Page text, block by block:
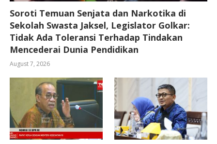
Soroti Temuan Senjata dan Narkotika di
Sekolah Swasta Jaksel, Legislator Golkar:
Tidak Ada Toleransi Terhadap Tindakan
Mencederai Dunia Pendidikan
August 7, 2026